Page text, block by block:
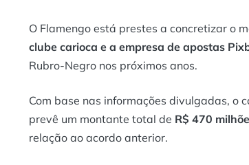
O Flamengo está prestes a concretizar o
clube carioca e a empresa de apostas
Rubro-Negro nos próximos anos.
Com base nas informações divulgadas, o
prevê um montante total de R$ 470
relação ao acordo anterior.